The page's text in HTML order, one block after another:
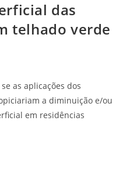
das
telhado verde
as aplicações dos
a diminuição e/ou
em residências